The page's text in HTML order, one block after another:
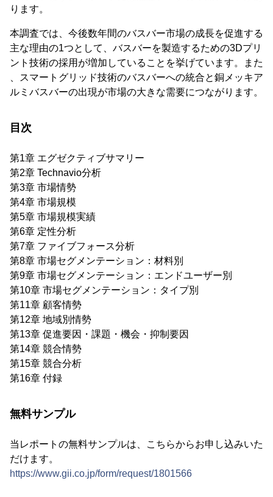
ります。
本調査では、今後数年間のバスバー市場の成長を促進する
主な理由の1つとして、バスバーを製造するための3Dプリ
ント技術の採用が増加していることを挙げています。また
、スマートグリッド技術のバスバーへの統合と銅メッキア
ルミバスバーの出現が市場の大きな需要につながります。
目次
第1章 エグゼクティブサマリー
第2章 Technavio分析
第3章 市場情勢
第4章 市場規模
第5章 市場規模実績
第6章 定性分析
第7章 ファイブフォース分析
第8章 市場セグメンテーション：材料別
第9章 市場セグメンテーション：エンドユーザー別
第10章 市場セグメンテーション：タイプ別
第11章 顧客情勢
第12章 地域別情勢
第13章 促進要因・課題・機会・抑制要因
第14章 競合情勢
第15章 競合分析
第16章 付録
無料サンプル
当レポートの無料サンプルは、こちらからお申し込みいた
だけます。
https://www.gii.co.jp/form/request/1801566